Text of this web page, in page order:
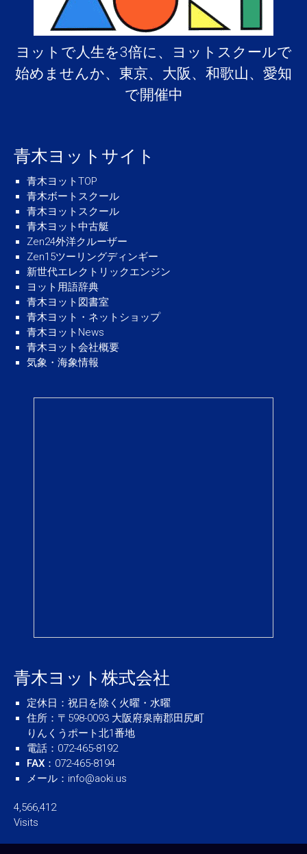
ヨットで人生を3倍に、ヨットスクールで
始めませんか、東京、大阪、和歌山、愛知
で開催中
青木ヨットサイト
青木ヨットTOP
青木ボートスクール
青木ヨットスクール
青木ヨット中古艇
Zen24外洋クルーザー
Zen15ツーリングディンギー
新世代エレクトリックエンジン
ヨット用語辞典
青木ヨット図書室
青木ヨット・ネットショップ
青木ヨットNews
青木ヨット会社概要
気象・海象情報
青木ヨット株式会社
定休日 ：祝日を除く火曜・水曜
住所 ：〒598-0093 大阪府泉南郡田尻町
りんくうポート北1番地
電話 ：072-465-8192
FAX ：072-465-8194
メール ： info@aoki.us
4,566,412
Visits